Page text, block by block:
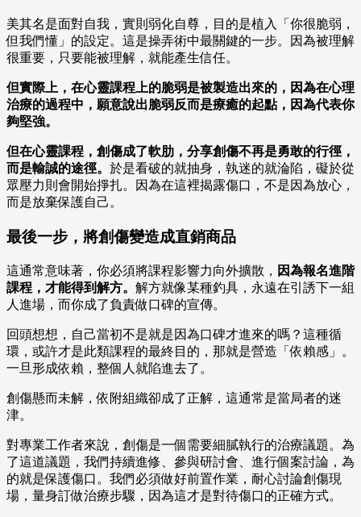
美其名是面對自我，實則弱化自尊，目的是植入「你很脆弱，
但我們懂」的設定。這是操弄術中最關鍵的一步。因為被理解
很重要，只要能被理解，就能產生信任。
但實際上，在心靈課程上的脆弱是被製造出來的，因為在心理
治療的過程中，願意說出脆弱反而是療癒的起點，因為代表你
夠堅強。
但在心靈課程，創傷成了軟肋，分享創傷不再是勇敢的行徑，
而是輸誠的途徑。 於是看破的就抽身，執迷的就淪陷，礙於從
眾壓力則會開始掙扎。因為在這裡揭露傷口，不是因為放心，
而是放棄保護自己。
最後一步，將創傷變造成直銷商品
這通常意味著，你必須將課程影響力向外擴散， 因為報名進階
課程，才能得到解方。 解方就像某種釣具，永遠在引誘下一組
人進場，而你成了負責做口碑的宣傳。
回頭想想，自己當初不是就是因為口碑才進來的嗎？這種循
環，或許才是此類課程的最終目的，那就是營造「依賴感」。
一旦形成依賴，整個人就陷進去了。
創傷懸而未解，依附組織卻成了正解，這通常是當局者的迷
津。
對專業工作者來說，創傷是一個需要細膩執行的治療議題。為
了這道議題，我們持續進修、參與研討會、進行個案討論，為
的就是保護傷口。我們必須做好前置作業，耐心討論創傷現
場，量身訂做治療步驟，因為這才是對待傷口的正確方式。